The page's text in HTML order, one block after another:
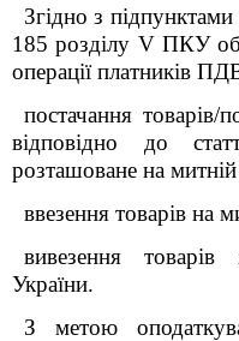
Згідно з
185 розділу VПКУ
операції платників
постачання товарів/
відповідно до
розташоване на митній
ввезення товарів на
вивезення
України.
З метою